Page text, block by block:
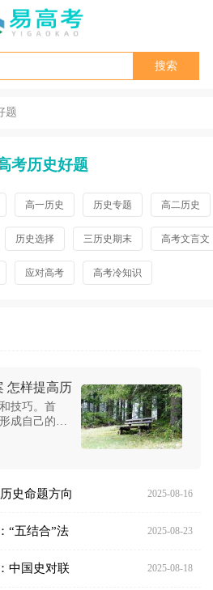
题
考历史好题
高一历史 历史专题 高二历史
历史选择 三历史期末 高考文言文
应对高考 高考冷知识
怎样提高历
技巧。首
成自己的价
掌握历史背
重逻辑思维
2025-08-16
史命题方向
2025-08-23
“五结合”法
2025-08-18
中国史对联